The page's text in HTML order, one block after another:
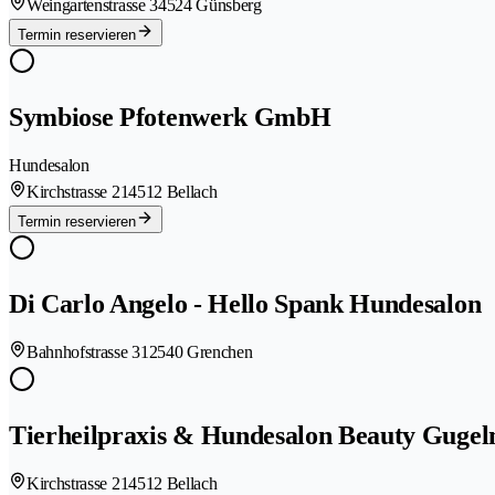
Weingartenstrasse 34524 Günsberg
Termin reservieren
Symbiose Pfotenwerk GmbH
Hundesalon
Kirchstrasse 214512 Bellach
Termin reservieren
Di Carlo Angelo - Hello Spank Hundesalon
Bahnhofstrasse 31 2540 Grenchen
Tierheilpraxis & Hundesalon Beauty
Kirchstrasse 214512 Bellach